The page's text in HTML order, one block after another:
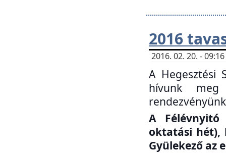
2016
2016. 02. 20. -
A Hegesztési
hívunk
A
oktatási hét),
Gyülekező az